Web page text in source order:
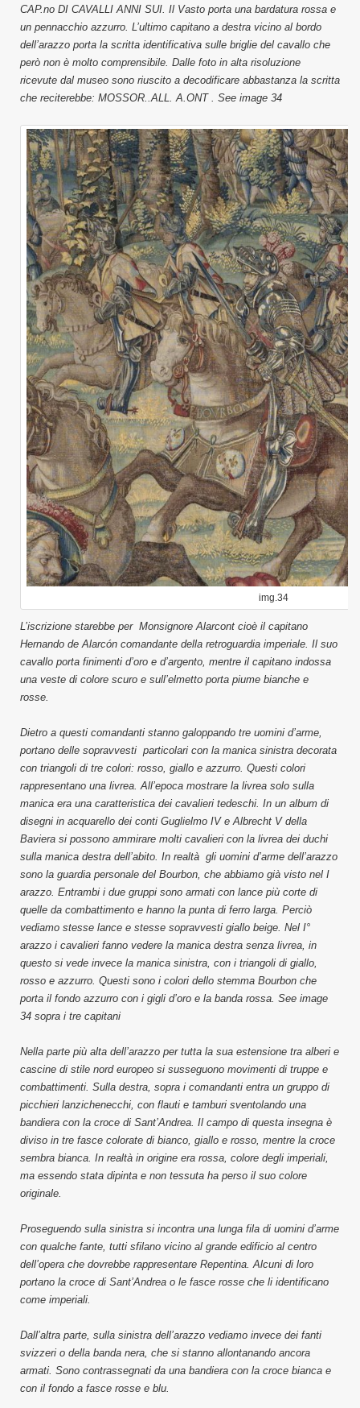
CAP.no DI CAVALLI ANNI SUI. Il Vasto porta una bardatura rossa e
un pennacchio azzurro. L’ultimo capitano a destra vicino al bordo
dell’arazzo porta la scritta identificativa sulle briglie del cavallo che
però non è molto comprensibile. Dalle foto in alta risoluzione
ricevute dal museo sono riuscito a decodificare abbastanza la scritta
che reciterebbe: MOSSOR..ALL. A.ONT . See image 34
img.34
L’iscrizione starebbe per Monsignore Alarcont cioè il capitano
Hernando de Alarcón comandante della retroguardia imperiale. Il suo
cavallo porta finimenti d’oro e d’argento, mentre il capitano indossa
una veste di colore scuro e sull’elmetto porta piume bianche e
rosse.
Dietro a questi comandanti stanno galoppando tre uomini d’arme,
portano delle sopravvesti particolari con la manica sinistra decorata
con triangoli di tre colori: rosso, giallo e azzurro. Questi colori
rappresentano una livrea. All’epoca mostrare la livrea solo sulla
manica era una caratteristica dei cavalieri tedeschi. In un album di
disegni in acquarello dei conti Guglielmo IV e Albrecht V della
Baviera si possono ammirare molti cavalieri con la livrea dei duchi
sulla manica destra dell’abito. In realtà gli uomini d’arme dell’arazzo
sono la guardia personale del Bourbon, che abbiamo già visto nel I
arazzo. Entrambi i due gruppi sono armati con lance più corte di
quelle da combattimento e hanno la punta di ferro larga. Perciò
vediamo stesse lance e stesse sopravvesti giallo beige. Nel I°
arazzo i cavalieri fanno vedere la manica destra senza livrea, in
questo si vede invece la manica sinistra, con i triangoli di giallo,
rosso e azzurro. Questi sono i colori dello stemma Bourbon che
porta il fondo azzurro con i gigli d’oro e la banda rossa. See image
34 sopra i tre capitani
Nella parte più alta dell’arazzo per tutta la sua estensione tra alberi e
cascine di stile nord europeo si susseguono movimenti di truppe e
combattimenti. Sulla destra, sopra i comandanti entra un gruppo di
picchieri lanzichenecchi, con flauti e tamburi sventolando una
bandiera con la croce di Sant’Andrea. Il campo di questa insegna è
diviso in tre fasce colorate di bianco, giallo e rosso, mentre la croce
sembra bianca. In realtà in origine era rossa, colore degli imperiali,
ma essendo stata dipinta e non tessuta ha perso il suo colore
originale.
Proseguendo sulla sinistra si incontra una lunga fila di uomini d’arme
con qualche fante, tutti sfilano vicino al grande edificio al centro
dell’opera che dovrebbe rappresentare Repentina. Alcuni di loro
portano la croce di Sant’Andrea o le fasce rosse che li identificano
come imperiali.
Dall’altra parte, sulla sinistra dell’arazzo vediamo invece dei fanti
svizzeri o della banda nera, che si stanno allontanando ancora
armati. Sono contrassegnati da una bandiera con la croce bianca e
con il fondo a fasce rosse e blu.